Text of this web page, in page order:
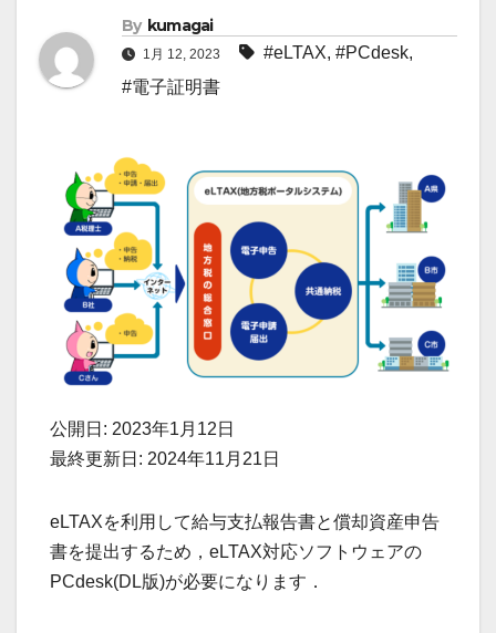
By kumagai
1月 12, 2023 #eLTAX, #PCdesk,
#電子証明書
公開日: 2023年1月12日
最終更新日: 2024年11月21日
eLTAXを利用して給与支払報告書と償却資産申告
書を提出するため，eLTAX対応ソフトウェアの
PCdesk(DL版)が必要になります．